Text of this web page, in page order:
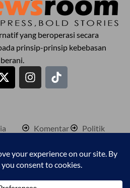
yang beroperasi secara
prinsip-prinsip kebebasan
Komentar
Palestine
Pendidkan
Personaliti
Politik
Sukan